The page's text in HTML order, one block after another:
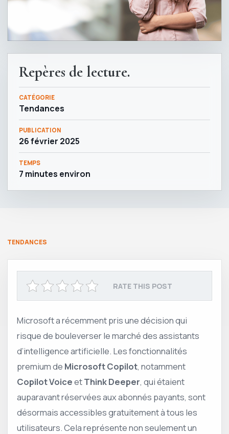
Repères de lecture.
CATÉGORIE
Tendances
PUBLICATION
26 février 2025
TEMPS
7 minutes environ
TENDANCES
RATE THIS POST
Microsoft a récemment pris une décision qui
risque de bouleverser le marché des assistants
d’intelligence artificielle. Les fonctionnalités
premium de Microsoft Copilot, notamment
Copilot VoiceetThink Deeper, qui étaient
auparavant réservées aux abonnés payants, sont
désormais accessibles gratuitement à tous les
utilisateurs. Cela représente non seulement un